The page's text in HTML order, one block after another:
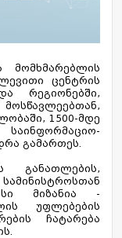
მომხმარებლის
ცენტრის
რეგიონებში,
1500-მდე
გამართეს.
განათლების,
მიზანია -
უფლებების
ჩატარება